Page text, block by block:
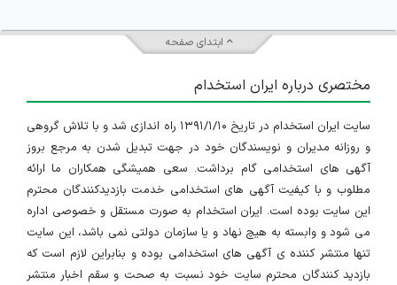
ابتدای صفحه
مختصری درباره ایران استخدام
سایت ایران استخدام در تاریخ ۱۳۹۱/۱/۱۰ راه اندازی شد و با تلاش گروهی
و روزانه مدیران و نویسندگان خود در جهت تبدیل شدن به مرجع بروز
آگهی های استخدامی گام برداشت. سعی همیشگی همکاران ما ارائه
مطلوب و با کیفیت آگهی های استخدامی خدمت بازدیدکنندگان محترم
این سایت بوده است. ایران استخدام به صورت مستقل و خصوصی اداره
می شود و وابسته به هیچ نهاد و یا سازمان دولتی نمی باشد، این سایت
تنها منتشر کننده ی آگهی های استخدامی بوده و بنابراین لازم است که
بازدید کنندگان محترم سایت خود نسبت به صحت و سقم اخبار منتشر